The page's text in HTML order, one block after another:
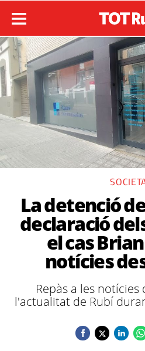
La detenció
declaració
el cas
notícies
Repàs a les
l'actualitat de Rubí